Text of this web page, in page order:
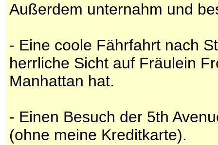
Außerdem unternahm und
- Eine coole Fährfahrt nach
herrliche Sicht auf Fräulein
Manhattan hat.
- Einen Besuch der 5th
(ohne meine Kreditkarte).